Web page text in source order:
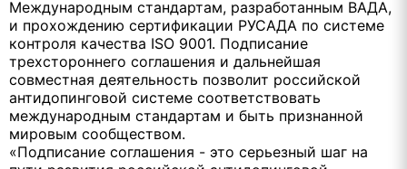
Международным стандартам, разработанным ВАДА,
и прохождению сертификации РУСАДА по системе
контроля качества ISO 9001. Подписание
трехстороннего соглашения и дальнейшая
совместная деятельность позволит российской
антидопинговой системе соответствовать
международным стандартам и быть признанной
мировым сообществом.
«Подписание соглашения - это серьезный шаг на